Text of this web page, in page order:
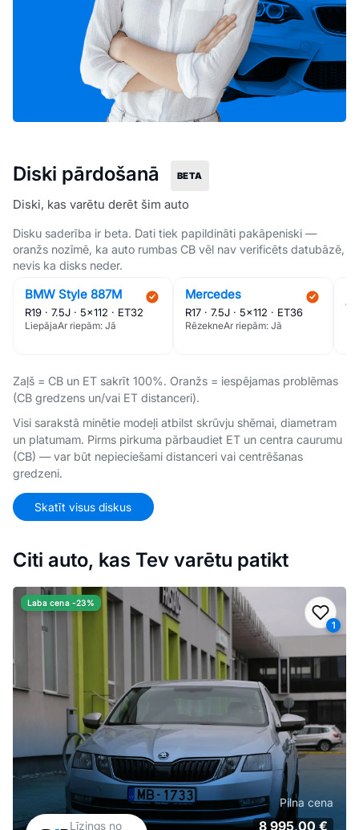
Diski pārdošanā BETA
Diski, kas varētu derēt šim auto
Disku saderība ir beta. Dati tiek papildināti pakāpeniski —
oranžs nozīmē, ka auto rumbas CB vēl nav verificēts datubāzē,
nevis ka disks neder.
1 850 €
BMW Style 887M
R19 · 7.5J · 5×112 · ET32
LiepājaAr riepām: Jā
Mercedes
R17 · 7.5J · 5×112 · ET36
RēzekneAr riepām: Jā
Zaļš = CB un ET sakrīt 100%. Oranžs = iespējamas problēmas
(CB gredzens un/vai ET distanceri).
Visi sarakstā minētie modeļi atbilst skrūvju shēmai, diametram
un platumam. Pirms pirkuma pārbaudiet ET un centra caurumu
(CB) — var būt nepieciešami distanceri vai centrēšanas
gredzeni.
Skatīt visus diskus
Citi auto, kas Tev varētu patikt
1
Laba cena -23%
Līzings no
Pilna cena
8 995,00 €